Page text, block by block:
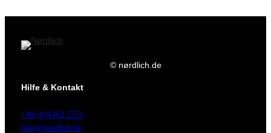
© nørdlich.de
Hilfe & Kontakt
+49 (0)4362 5751
info@nordlich.de